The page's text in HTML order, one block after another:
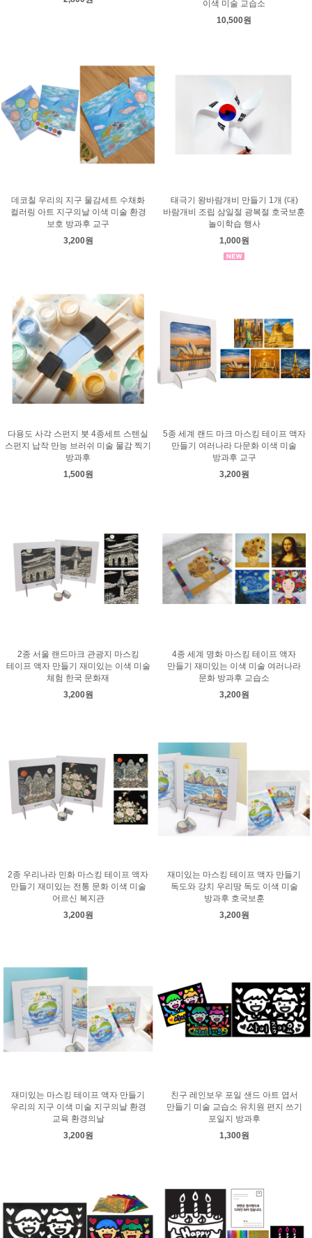
이색 미술 교습소
10,500원
데코칠 우리의 지구 물감세트 수채화
컬러링 아트 지구의날 이색 미술 환경
보호 방과후 교구
3,200원
태극기 왕바람개비 만들기 1개 (대)
바람개비 조립 삼일절 광복절 호국보훈
놀이학습 행사
1,000원
다용도 사각 스펀지 붓 4종세트 스텐실
스펀지 납작 만능 브러쉬 미술 물감 찍기
방과후
1,500원
5종 세계 랜드 마크 마스킹 테이프 액자
만들기 여러나라 다문화 이색 미술
방과후 교구
3,200원
2종 서울 랜드마크 관광지 마스킹
테이프 액자 만들기 재미있는 이색 미술
체험 한국 문화재
3,200원
4종 세계 명화 마스킹 테이프 액자
만들기 재미있는 이색 미술 여러나라
문화 방과후 교습소
3,200원
2종 우리나라 민화 마스킹 테이프 액자
만들기 재미있는 전통 문화 이색 미술
어르신 복지관
3,200원
재미있는 마스킹 테이프 액자 만들기
독도와 강치 우리땅 독도 이색 미술
방과후 호국보훈
3,200원
재미있는 마스킹 테이프 액자 만들기
우리의 지구 이색 미술 지구의날 환경
교육 환경의날
3,200원
친구 레인보우 포일 샌드 아트 엽서
만들기 미술 교습소 유치원 편지 쓰기
포일지 방과후
1,300원